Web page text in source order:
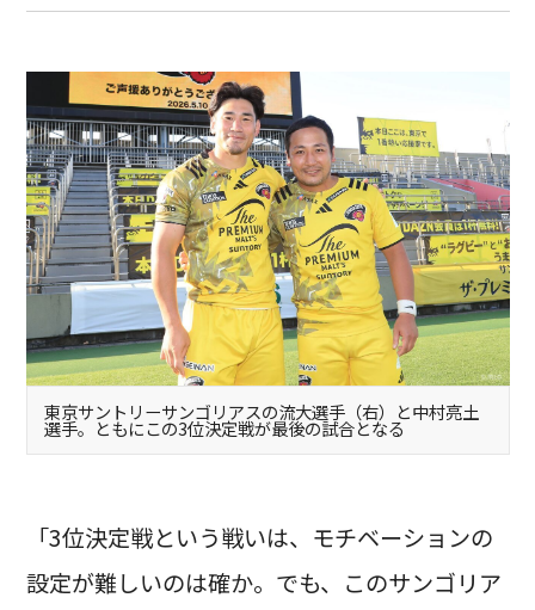
東京サントリーサンゴリアスの流大選手（右）と中村亮土
選手。ともにこの3位決定戦が最後の試合となる
「3位決定戦という戦いは、モチベーションの
設定が難しいのは確か。でも、このサンゴリア